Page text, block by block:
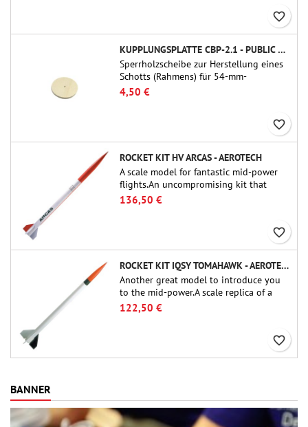
favorite_border
KUPPLUNGSPLATTE CBP-2.1 - PUBLIC MISSILES LTD.
Sperrholzscheibe zur Herstellung eines
Schotts (Rahmens) für 54-mm-
Rohrkupplungen (PT-2.1 oder QT-2.1)
von Public Missiles Ltd.
4,50 €
favorite_border
ROCKET KIT HV ARCAS - AEROTECH
A scale model for fantastic mid-power
flights.An uncompromising kit that
allows you to build a replica of one of
the most famous sounding-rocket ever.
136,50 €
favorite_border
ROCKET KIT IQSY TOMAHAWK - AEROTECH
Another great model to introduce you
to the mid-power.A scale replica of a
famous sounding rocket, small in size
and peefect to move to higher-level kits.
122,50 €
favorite_border
BANNER